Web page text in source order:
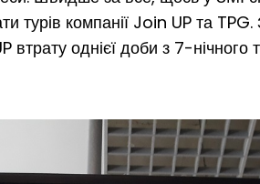
турів компанії Join UP та TPG.
однієї доби з 7-